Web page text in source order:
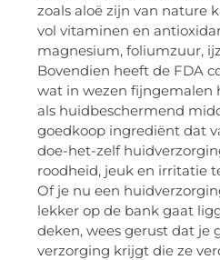
zoals aloë zijn van nature
vol vitaminen en
magnesium, foliumzuur,
Bovendien heeft de FDA
wat in wezen fijngemalen
als huidbeschermend
goedkoop ingrediënt dat
doe-het-zelf
roodheid, jeuk en irritatie
Of je nu een
lekker op de bank gaat
deken, wees gerust dat je
verzorging krijgt die ze